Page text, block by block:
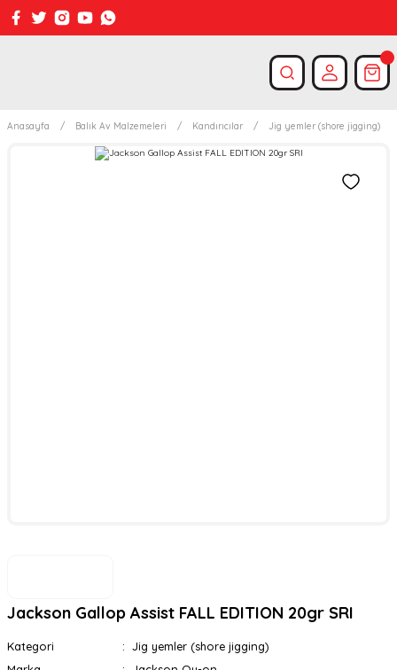
Anasayfa Balık Av Malzemeleri Kandırıcılar Jig yemler (shore jigging)
Jackson Gallop Assist FALL EDITION 20gr SRI
Kategori
Jig yemler (shore jigging)